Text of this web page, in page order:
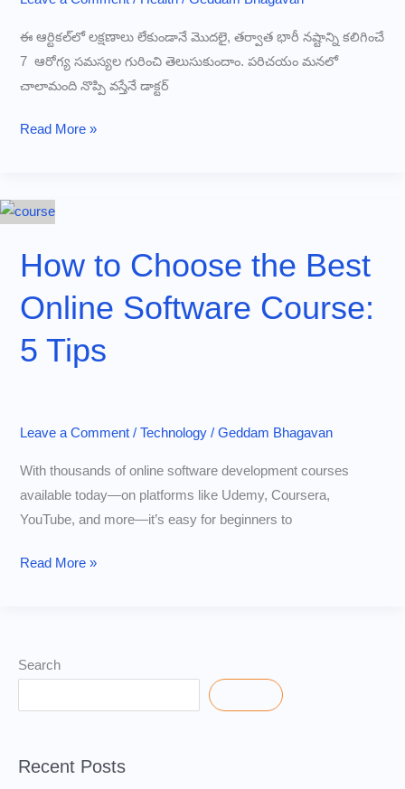
ఈ ఆర్టికల్‌లో లక్షణాలు లేకుండానే మొదలై, తర్వాత భారీ నష్టాన్ని కలిగించే
7 ఆరోగ్య సమస్యల గురించి తెలుసుకుందాం. పరిచయం మనలో
చాలామంది నొప్పి వస్తేనే డాక్టర్
లక్షణాలు
ఆరోగ్యాన్ని
నాశనం
చేస్తున్న
7
సమస్యలు
Read More »
How to Choose the Best
Online Software Course:
5 Tips
Leave a Comment / Technology/ Geddam Bhagavan
With thousands of online software development courses
available today—on platforms like Udemy, Coursera,
YouTube, and more—it’s easy for beginners to
How
Best
Online
Software
5
Read More »
Search
Recent Posts